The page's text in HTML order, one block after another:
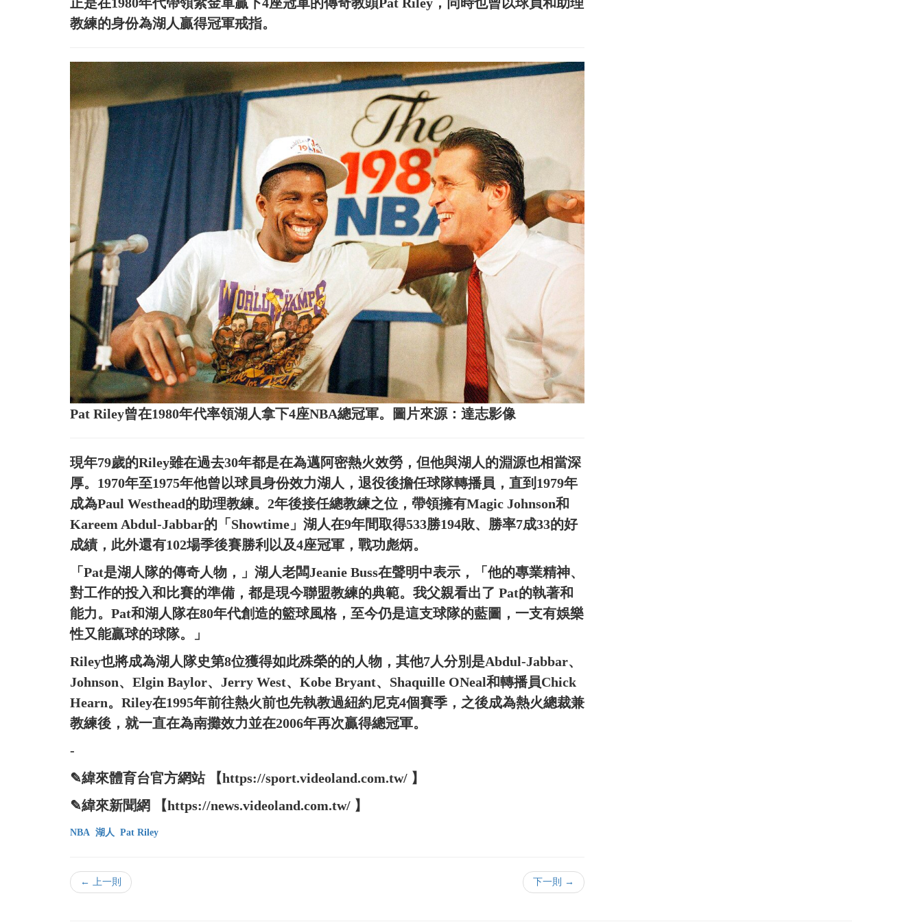
教練的身份為湖人贏得冠軍戒指。
Pat Riley曾在1980年代率領湖人拿下4座NBA總冠軍。圖片來源：達志影像
現年79歲的Riley雖在過去30年都是在為邁阿密熱火效勞，但他與湖人的淵源也相當深
厚。1970年至1975年他曾以球員身份效力湖人，退役後擔任球隊轉播員，直到1979年
成為Paul Westhead的助理教練。2年後接任總教練之位，帶領擁有Magic Johnson和
Kareem Abdul-Jabbar的「Showtime」湖人在9年間取得533勝194敗、勝率7成33的好
成績，此外還有102場季後賽勝利以及4座冠軍，戰功彪炳。
「Pat是湖人隊的傳奇人物，」湖人老闆Jeanie Buss在聲明中表示，「他的專業精神、
對工作的投入和比賽的準備，都是現今聯盟教練的典範。我父親看出了 Pat的執著和
能力。Pat和湖人隊在80年代創造的籃球風格，至今仍是這支球隊的藍圖，一支有娛樂
性又能贏球的球隊。」
Riley也將成為湖人隊史第8位獲得如此殊榮的的人物，其他7人分別是Abdul-Jabbar、
Johnson、Elgin Baylor、Jerry West、Kobe Bryant、Shaquille ONeal和轉播員Chick
Hearn。Riley在1995年前往熱火前也先執教過紐約尼克4個賽季，之後成為熱火總裁兼
教練後，就一直在為南攤效力並在2006年再次贏得總冠軍。
-
✎緯來體育台官方網站 【https://sport.videoland.com.tw/ 】
✎緯來新聞網 【https://news.videoland.com.tw/ 】
NBA 湖人 Pat Riley
← 上一則 下一則 →